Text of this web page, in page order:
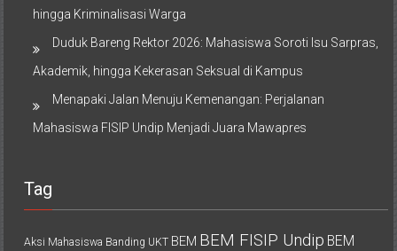
hingga Kriminalisasi Warga
Duduk Bareng Rektor 2026: Mahasiswa Soroti Isu Sarpras,
Akademik, hingga Kekerasan Seksual di Kampus
Menapaki Jalan Menuju Kemenangan: Perjalanan
Mahasiswa FISIP Undip Menjadi Juara Mawapres
Tag
Aksi Mahasiswa Banding UKT BEM BEM FISIP Undip BEM